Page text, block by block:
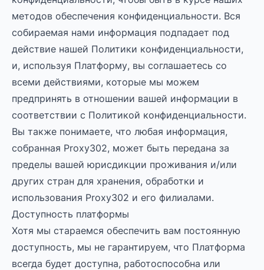
методов обеспечения конфиденциальности. Вся
собираемая нами информация подпадает под
действие нашей Политики конфиденциальности,
и, используя Платформу, вы соглашаетесь со
всеми действиями, которые мы можем
предпринять в отношении вашей информации в
соответствии с Политикой конфиденциальности.
Вы также понимаете, что любая информация,
собранная Proxy302, может быть передана за
пределы вашей юрисдикции проживания и/или
других стран для хранения, обработки и
использования Proxy302 и его филиалами.
Доступность платформы
Хотя мы стараемся обеспечить вам постоянную
доступность, мы не гарантируем, что Платформа
всегда будет доступна, работоспособна или